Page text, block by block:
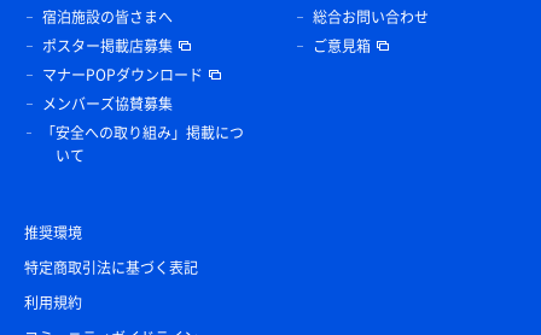
宿泊施設の皆さまへ
ポスター掲載店募集
マナーPOPダウンロード
メンバーズ協賛募集
「安全への取り組み」掲載につ
いて
総合お問い合わせ
ご意見箱
推奨環境
特定商取引法に基づく表記
利用規約